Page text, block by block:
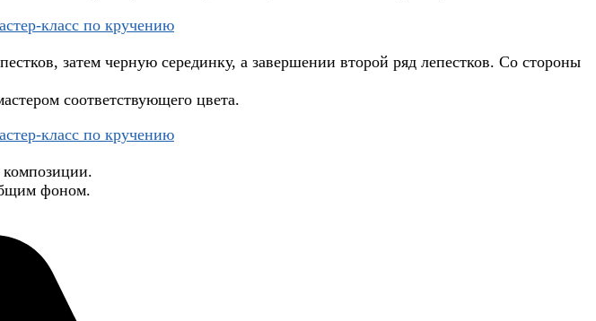
затем черную серединку, а завершении второй ряд лепестков. Со стороны
соответствующего цвета.
композиции.
фоном.